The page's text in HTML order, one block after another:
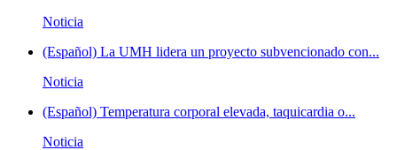
Noticia
(Español) La UMH lidera un proyecto subvencionado con...
Noticia
(Español) Temperatura corporal elevada, taquicardia o...
Noticia